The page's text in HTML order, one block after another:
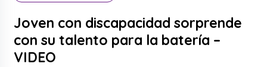
Joven con discapacidad sorprende
con su talento para la batería –
VIDEO